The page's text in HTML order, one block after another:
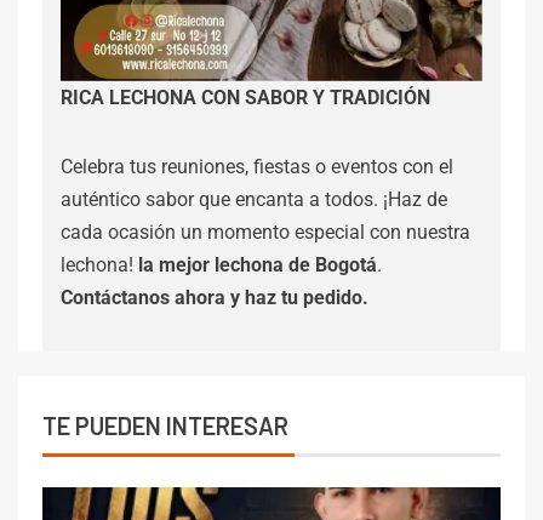
RICA LECHONA CON SABOR Y TRADICIÓN
Celebra tus reuniones, fiestas o eventos con el
auténtico sabor que encanta a todos. ¡Haz de
cada ocasión un momento especial con nuestra
lechona! la mejor lechona de Bogotá.
Contáctanos ahora y haz tu pedido.
TE PUEDEN INTERESAR